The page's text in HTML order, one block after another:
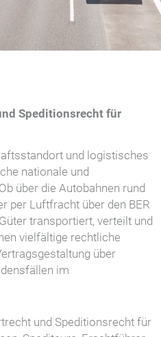
Speditionsrecht für
und logistisches
nationale und
über die Autobahnen rund
per Luftfracht über den BER
transportiert, verteilt und
vielfältige rechtliche
über
im
und Speditionsrecht für